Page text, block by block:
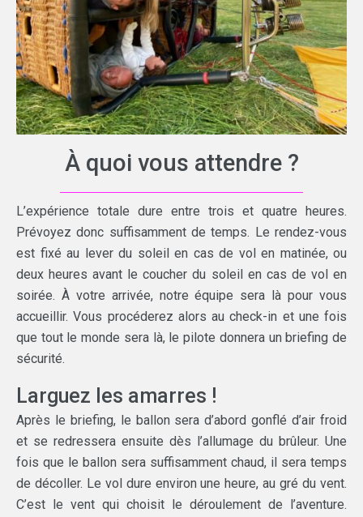
À quoi vous attendre ?
L’expérience totale dure entre trois et quatre heures.
Prévoyez donc suffisamment de temps. Le rendez-vous
est fixé au lever du soleil en cas de vol en matinée, ou
deux heures avant le coucher du soleil en cas de vol en
soirée. À votre arrivée, notre équipe sera là pour vous
accueillir. Vous procéderez alors au check-in et une fois
que tout le monde sera là, le pilote donnera un briefing de
sécurité.
Larguez les amarres !
Après le briefing, le ballon sera d’abord gonflé d’air froid
et se redressera ensuite dès l’allumage du brûleur. Une
fois que le ballon sera suffisamment chaud, il sera temps
de décoller. Le vol dure environ une heure, au gré du vent.
C’est le vent qui choisit le déroulement de l’aventure.